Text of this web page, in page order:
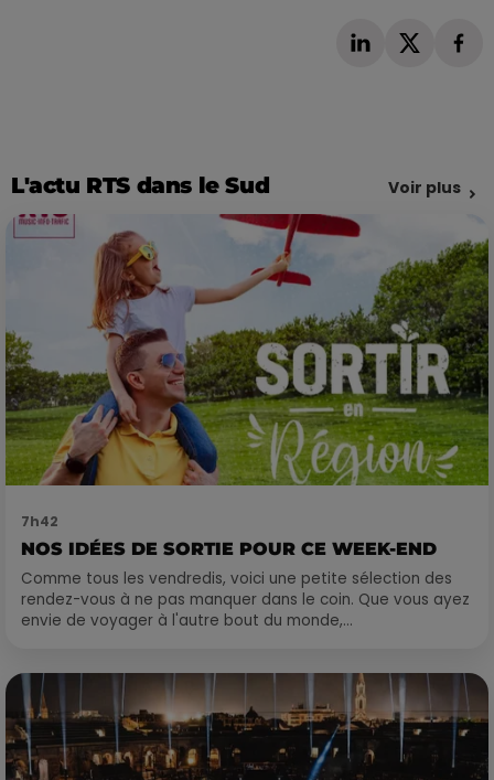
L'actu RTS dans le Sud Voir plus
7h42
NOS IDÉES DE SORTIE POUR CE WEEK-END
Comme tous les vendredis, voici une petite sélection des
rendez-vous à ne pas manquer dans le coin. Que vous ayez
envie de voyager à l'autre bout du monde,...